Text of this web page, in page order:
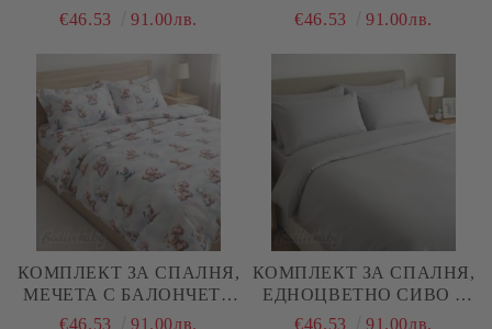
АБСТРАКТ – 100%
(РАНФОРС), 4 ЧАСТИ
€46.53 91.00лв.
НАТУРАЛЕН ПАМУК
€46.53 91.00лв.
КОМПЛЕКТ ЗА СПАЛНЯ,
МЕЧЕТА С БАЛОНЧЕТА
3Д – 100% НАТУРАЛЕН
€46.53 91.00лв.
КОМПЛЕКТ ЗА СПАЛНЯ,
ЕДНОЦВЕТНО СИВО –
100% НАТУРАЛЕН
€46.53 91.00лв.